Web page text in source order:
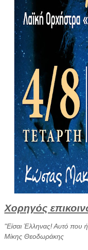
Χορηγός
"Είσαι Έλληνας! Αυτό που
Μίκης Θεοδωράκης